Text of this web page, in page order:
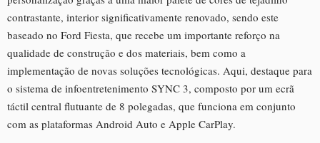
contrastante, interior significativamente renovado, sendo este
baseado no Ford Fiesta, que recebe um importante reforço na
qualidade de construção e dos materiais, bem como a
implementação de novas soluções tecnológicas. Aqui, destaque para
o sistema de infoentretenimento SYNC 3, composto por um ecrã
táctil central flutuante de 8 polegadas, que funciona em conjunto
com as plataformas Android Auto e Apple CarPlay.